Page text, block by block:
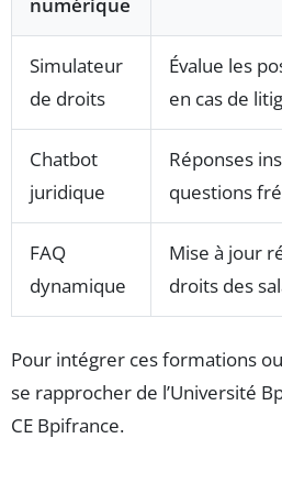
numérique
Simulateur
de droits
Évalue les
en cas de
Chatbot
juridique
Réponses
questions
FAQ
dynamique
Mise à jour
droits des
Pour intégrer ces formations
se rapprocher de l’Université
CE Bpifrance.